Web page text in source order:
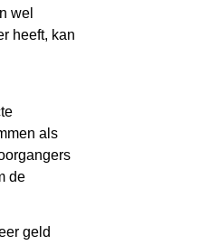
wel
heeft, kan
als
de
geld